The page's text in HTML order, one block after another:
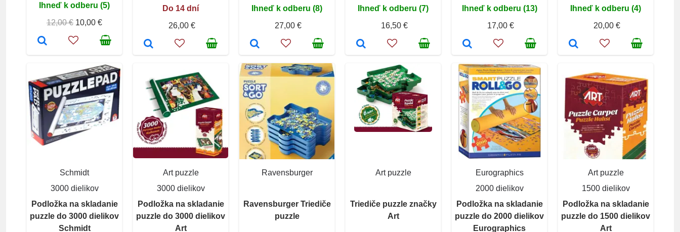
Ihneď k odberu (5)
12,00 € 10,00 €
Do 14 dní
26,00 €
Ihneď k odberu (8)
27,00 €
Ihneď k odberu (7)
16,50 €
Ihneď k odberu (13)
17,00 €
Ihneď k odberu (4)
20,00 €
Schmidt
3000 dielikov
Podložka na skladanie
puzzle do 3000 dielikov
Schmidt
Art puzzle
3000 dielikov
Podložka na skladanie
puzzle do 3000 dielikov
Art
Ravensburger
Ravensburger Triediče
puzzle
Art puzzle
Triediče puzzle značky
Art
Eurographics
2000 dielikov
Podložka na skladanie
puzzle do 2000 dielikov
Eurographics
Art puzzle
1500 dielikov
Podložka na skladanie
puzzle do 1500 dielikov
Art